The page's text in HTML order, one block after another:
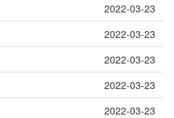
2022-03-23
2022-03-23
2022-03-23
2022-03-23
2022-03-23